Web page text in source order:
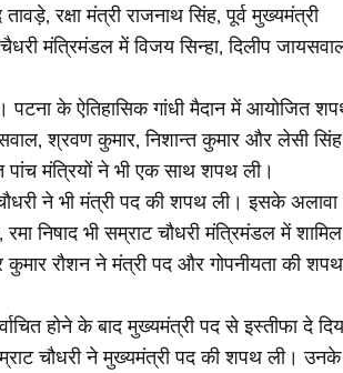
रक्षा मंत्री राजनाथ सिंह, पूर्व मुख्यमंत्री
मंत्रिमंडल में विजय सिन्हा, दिलीप
पटना के ऐतिहासिक गांधी मैदान में आयोजित
श्रवण कुमार, निशान्त कुमार और लेसी सिंह
मंत्रियों ने भी एक साथ शपथ ली।
ने भी मंत्री पद की शपथ ली। इसके अलावा
निषाद भी सम्राट चौधरी मंत्रिमंडल में शामिल
रौशन ने मंत्री पद और गोपनीयता की शपथ
होने के बाद मुख्यमंत्री पद से इस्तीफा दे
चौधरी ने मुख्यमंत्री पद की शपथ ली। उनके